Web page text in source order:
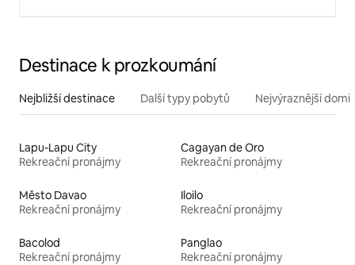
Destinace k prozkoumání
Nejbližší destinace Další typy pobytů Nejvýraznější
Lapu-Lapu City
Rekreační pronájmy
Cagayan de Oro
Rekreační pronájmy
Město Davao
Rekreační pronájmy
Iloilo
Rekreační pronájmy
Bacolod
Rekreační pronájmy
Panglao
Rekreační pronájmy